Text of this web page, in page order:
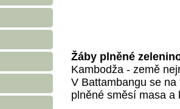
Žáby plněné
Kambodža - země
V Battambangu se
plněné směsí masa a